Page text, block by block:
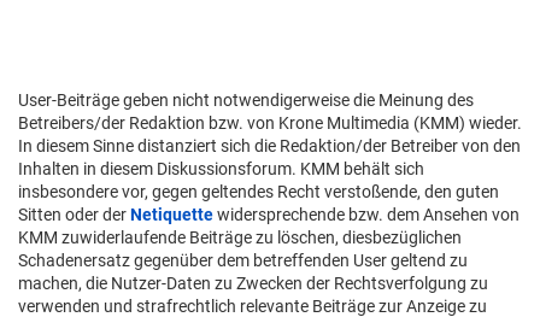
User-Beiträge geben nicht notwendigerweise die Meinung des
Betreibers/der Redaktion bzw. von Krone Multimedia (KMM) wieder.
In diesem Sinne distanziert sich die Redaktion/der Betreiber von den
Inhalten in diesem Diskussionsforum. KMM behält sich
insbesondere vor, gegen geltendes Recht verstoßende, den guten
Sitten oder derNetiquettewidersprechende bzw. dem Ansehen von
KMM zuwiderlaufende Beiträge zu löschen, diesbezüglichen
Schadenersatz gegenüber dem betreffenden User geltend zu
machen, die Nutzer-Daten zu Zwecken der Rechtsverfolgung zu
verwenden und strafrechtlich relevante Beiträge zur Anzeige zu